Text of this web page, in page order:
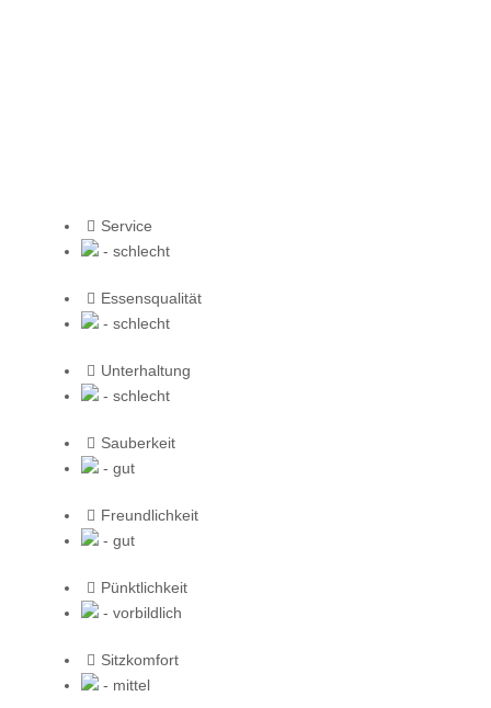
Service
- schlecht
Essensqualität
- schlecht
Unterhaltung
- schlecht
Sauberkeit
- gut
Freundlichkeit
- gut
Pünktlichkeit
- vorbildlich
Sitzkomfort
- mittel